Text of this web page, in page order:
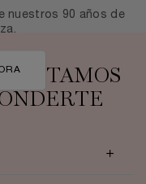
nuestros 90 años de
ESTAMOS